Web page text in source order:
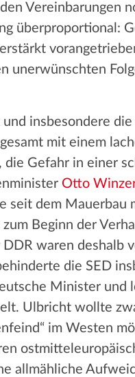
Vereinbarungen
überproportional:
unerwünschten
insbesondere
mit einem
Gefahr in einer
Otto
seit dem Mauerbau
zum Beginn der
waren deshalb
die SED
Minister und
Ulbricht wollte
im Westen
allmähliche